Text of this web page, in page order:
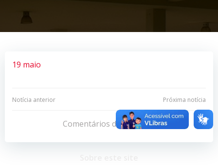
19 maio
Navegação
Post
Notícia anterior
Navegação
de
Post
Próxima notícia
Comentários desativados